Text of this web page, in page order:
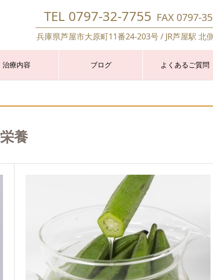
TEL 0797-32-7755 FAX 0797-
兵庫県芦屋市大原町11番24-203号 / JR芦屋駅 北
治療内容 ブログ よくあるご質問
栄養